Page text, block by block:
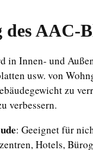
des AAC-
in Innen- und
usw. von
zu
verbessern.
: Geeignet für
Hotels,